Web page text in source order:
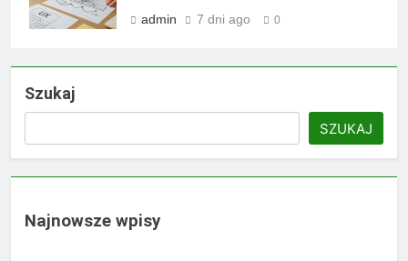
admin 7 dni ago 0
Szukaj
SZUKAJ
Najnowsze wpisy